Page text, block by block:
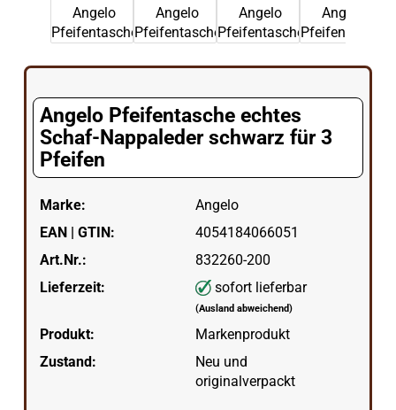
Angelo Pfeifentasche echtes
Schaf-Nappaleder schwarz für 3
Pfeifen
Marke:
Angelo
EAN | GTIN:
4054184066051
Art.Nr.:
832260-200
Lieferzeit:
sofort lieferbar
(Ausland abweichend)
Produkt:
Markenprodukt
Zustand:
Neu und
originalverpackt